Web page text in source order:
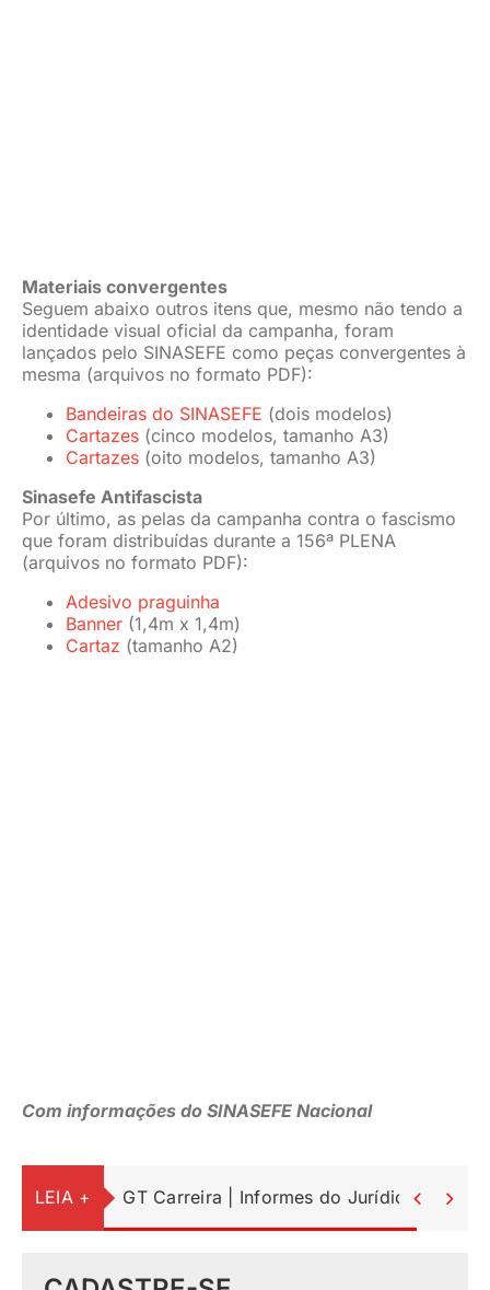
Cadastrar